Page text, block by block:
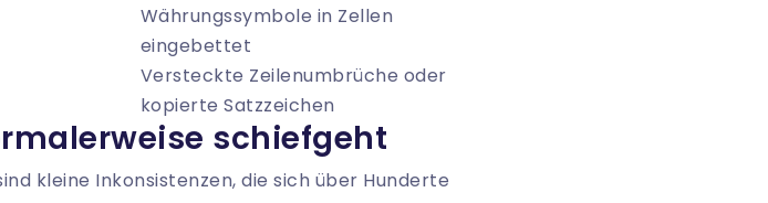
Währungssymbole in Zellen
eingebettet
Versteckte Zeilenumbrüche oder
kopierte Satzzeichen
schiefgeht
kleine Inkonsistenzen, die sich über Hunderte